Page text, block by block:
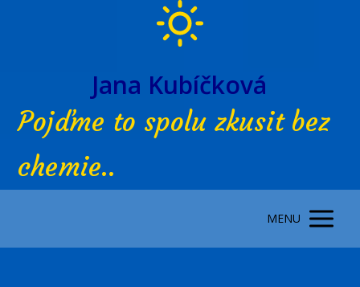
Jana Kubíčková
Pojďme to spolu zkusit bez
chemie..
MENU